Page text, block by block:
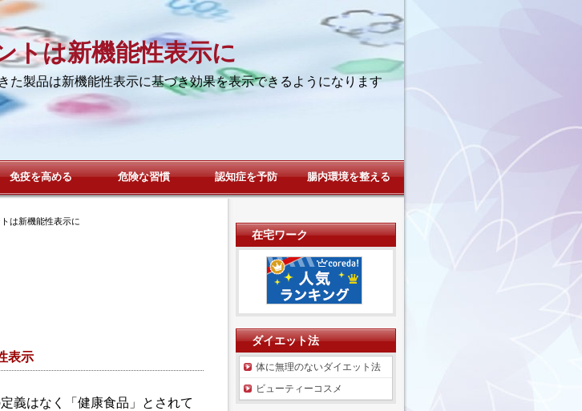
トは新機能性表示に
た製品は新機能性表示に基づき効果を表示できるようになります
は新機能性表示に
表示
義はなく「健康食品」とされて
在宅ワーク
ダイエット法
体に無理のないダイエット法
ビューティーコスメ
免疫を高める 危険な習慣 認知症を予防 腸内環境を整える